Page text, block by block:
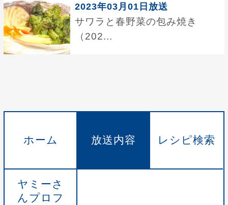
2023年03月01日放送
サワラと春野菜の包み焼き
（202...
ホーム 放送内容 レシピ検索
ヤミーさ
んプロフ